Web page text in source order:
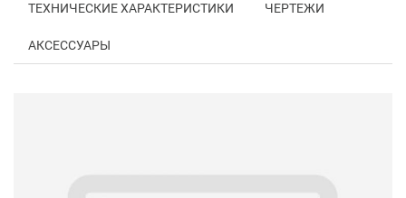
ТЕХНИЧЕСКИЕ ХАРАКТЕРИСТИКИ ЧЕРТЕЖИ
АКСЕССУАРЫ